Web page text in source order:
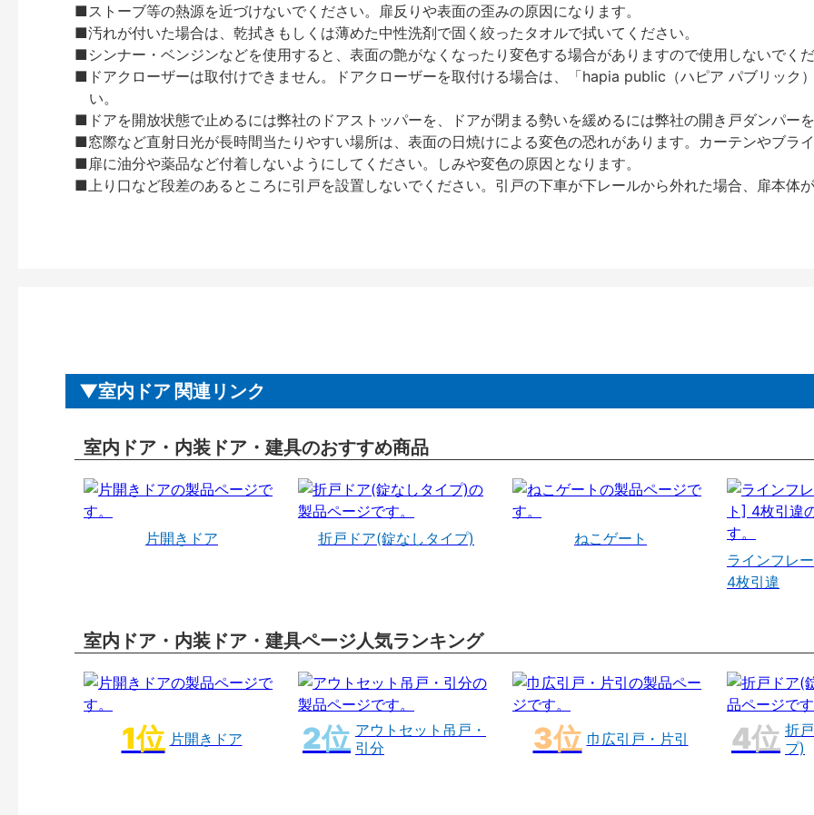
■ストーブ等の熱源を近づけないでください。扉反りや表面の歪みの原因になります。
■汚れが付いた場合は、乾拭きもしくは薄めた中性洗剤で固く絞ったタオルで拭いてください。
■シンナー・ベンジンなどを使用すると、表面の艶がなくなったり変色する場合がありますので使用しないでく
■ドアクローザーは取付けできません。ドアクローザーを取付ける場合は、「hapia public（ハピア パブリック
い。
■ドアを開放状態で止めるには弊社のドアストッパーを、ドアが閉まる勢いを緩めるには弊社の開き戸ダンパー
■窓際など直射日光が長時間当たりやすい場所は、表面の日焼けによる変色の恐れがあります。カーテンやブラ
■扉に油分や薬品など付着しないようにしてください。しみや変色の原因となります。
■上り口など段差のあるところに引戸を設置しないでください。引戸の下車が下レールから外れた場合、扉本体
室内ドア 関連リンク
室内ドア・内装ドア・建具のおすすめ商品
片開きドア 折戸ドア(錠なしタイプ)
ねこゲート
ラインフレ
4枚引違
室内ドア・内装ドア・建具ページ人気ランキング
片開きドア
アウトセット吊戸・
引分
巾広引戸・片引
折
プ)